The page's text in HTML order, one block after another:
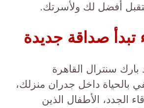
أفضل لك ولأسرتك.
صداقة جديدة
بارك سنترال القاهرة
بالحياة داخل جدران منزلك،
الجدد، الأطفال الذين